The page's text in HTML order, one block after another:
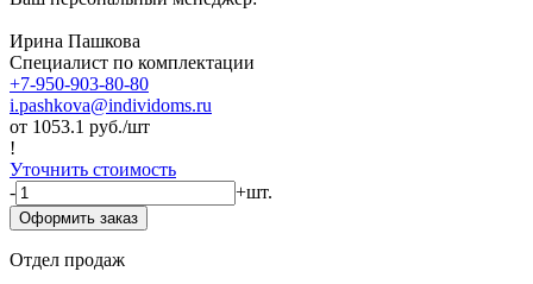
Ирина Пашкова
Специалист по комплектации
+7-950-903-80-80
i.pashkova@individoms.ru
от 1053.1 руб./шт
!
Уточнить стоимость
-
+шт.
Оформить заказ
Отдел продаж